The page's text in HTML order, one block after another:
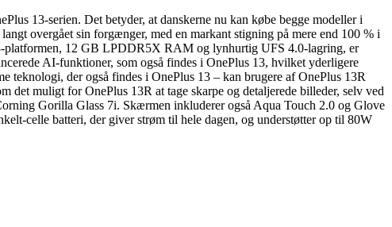
13-serien. Det betyder, at danskerne nu kan købe begge modeller i
overgået sin forgænger, med en markant stigning på mere end 100 % i
platformen, 12 GB LPDDR5X RAM og lynhurtig UFS 4.0-lagring, er
AI-funktioner, som også findes i OnePlus 13, hvilket yderligere
teknologi, der også findes i OnePlus 13 – kan brugere af OnePlus 13R
muligt for OnePlus 13R at tage skarpe og detaljerede billeder, selv ved
Gorilla Glass 7i. Skærmen inkluderer også Aqua Touch 2.0 og Glove
celle batteri, der giver strøm til hele dagen, og understøtter op til 80W